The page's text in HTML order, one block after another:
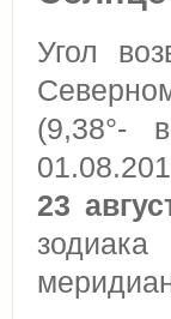
Угол
(9,38°-
23